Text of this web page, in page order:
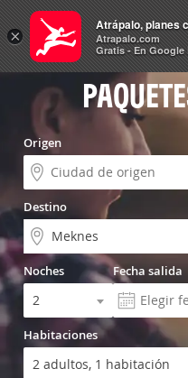
Vuelo+Hotel
Origen
Destino
Noches Fecha salida
Habitaciones
×
Atrápalo, planes
Atrapalo.com
Gratis - En Google